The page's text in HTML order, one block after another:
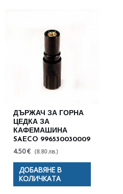
ДЪРЖАЧ ЗА ГОРНА
ЦЕДКА ЗА
КАФЕМАШИНА
SAECO 996530030009
4.50 € (8.80 лв.)
ДОБАВЯНЕ В
КОЛИЧКАТА